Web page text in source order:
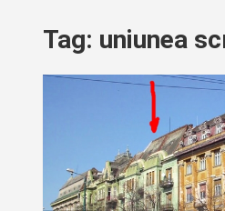
Tag: uniunea